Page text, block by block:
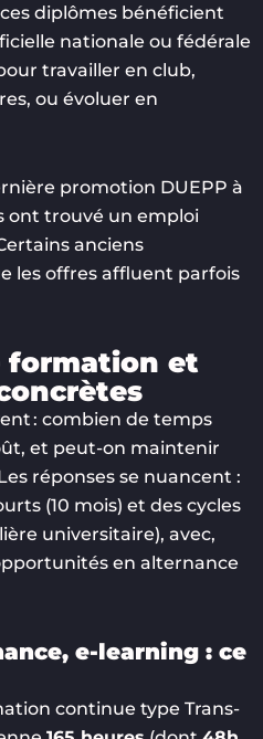
diplômes bénéficient
nationale ou fédérale
travailler en club,
ou évoluer en
promotion DUEPP à
ont trouvé un emploi
anciens
les offres affluent parfois
formation et
: combien de temps
et peut-on maintenir
réponses se nuancent :
(10 mois) et des cycles
universitaire), avec,
en alternance
e-learning : ce
continue type Trans-